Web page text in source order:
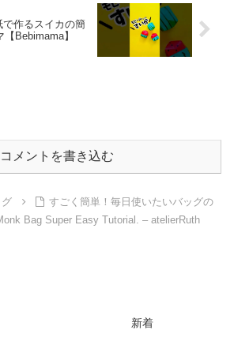
で作るスイカの簡
Bebimama】
コメントを書き込む
すごく簡単！毎日使いたいバッグの
Bag Super Easy Tutorial. – atelierRuth
新着